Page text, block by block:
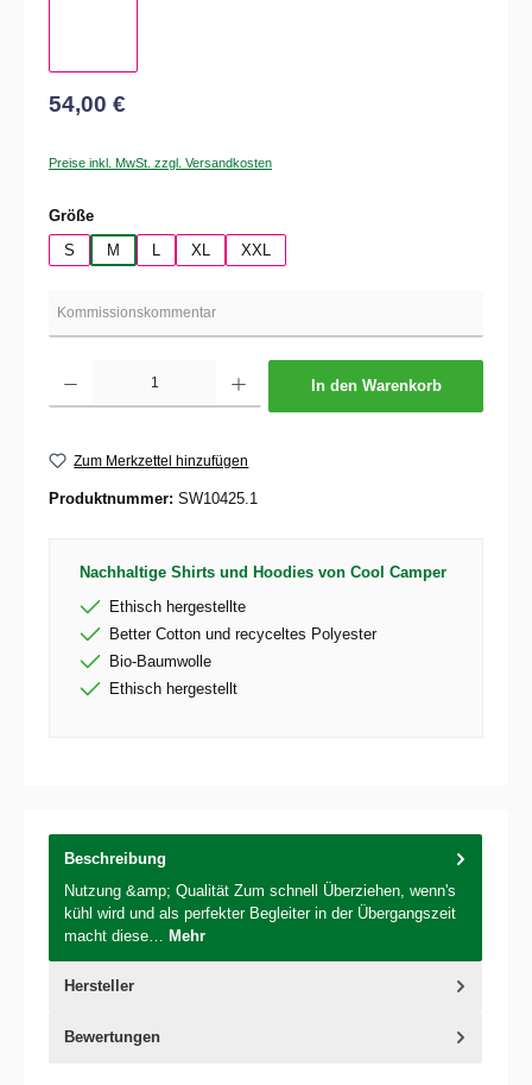
54,00 €
Preise inkl. MwSt. zzgl. Versandkosten
Größeauswählen
S
M XL XXL
In den Warenkorb
Zum Merkzettel hinzufügen
Produktnummer: SW10425.1
Nachhaltige Shirts und Hoodies von Cool Camper
Ethisch hergestellte
Better Cotton und recyceltes Polyester
Bio-Baumwolle
Ethisch hergestellt
Beschreibung
Nutzung &amp; Qualität Zum schnell Überziehen, wenn's
kühl wird und als perfekter Begleiter in der Übergangszeit
macht diese… Mehr
Hersteller
Bewertungen